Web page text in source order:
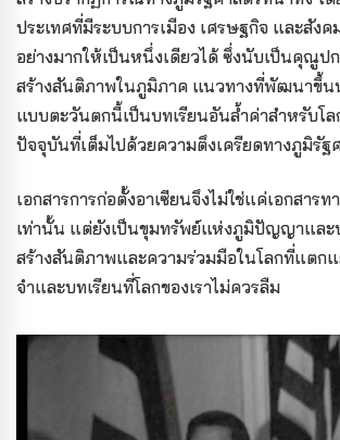
ประเทศที่มีระบบการเมือง เศรษฐกิจ และสัง
อย่างมากให้เป็นหนึ่งเดียวได้ ซึ่งนับเป็นคุณูป
สร้างสันติภาพในภูมิภาค แนวทางที่พัฒนาขึ้น
แบบตะวันตกนี้เป็นบทเรียนอันล้ำค่าสำหรับโ
ปัจจุบันที่เต็มไปด้วยความตึงเครียดทางภูมิรัฐ
เอกสารการก่อตั้งอาเซียนจึงไม่ใช่แค่เอกสาร
เท่านั้น แต่ยังเป็นขุมทรัพย์แห่งภูมิปัญญาและ
สร้างสันติภาพและความร่วมมือในโลกที่แตก
จำและบทเรียนที่โลกของเราไม่ควรลืม